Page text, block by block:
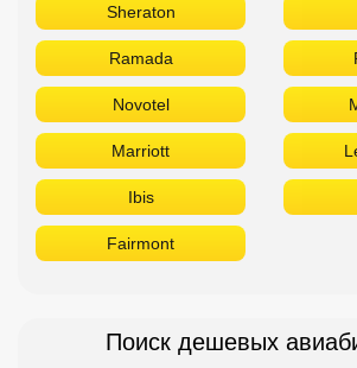
Sheraton
Ramada
Novotel
Marriott
Ibis
Fairmont
Поиск дешевых